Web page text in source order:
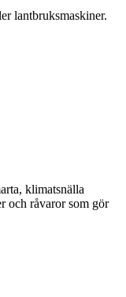
lantbruksmaskiner.
klimatsnälla
och råvaror som gör